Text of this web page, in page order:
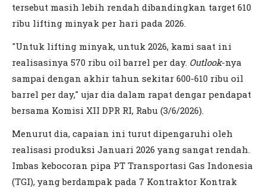
tersebut masih lebih rendah dibandingkan target 610
ribu lifting minyak per hari pada 2026.
"Untuk lifting minyak, untuk 2026, kami saat ini
realisasinya 570 ribu oil barrel per day. Outlook-nya
sampai dengan akhir tahun sekitar 600-610 ribu oil
barrel per day," ujar dia dalam rapat dengar pendapat
bersama Komisi XII DPR RI, Rabu (3/6/2026).
Menurut dia, capaian ini turut dipengaruhi oleh
realisasi produksi Januari 2026 yang sangat rendah.
Imbas kebocoran pipa PT Transportasi Gas Indonesia
(TGI), yang berdampak pada 7 Kontraktor Kontrak